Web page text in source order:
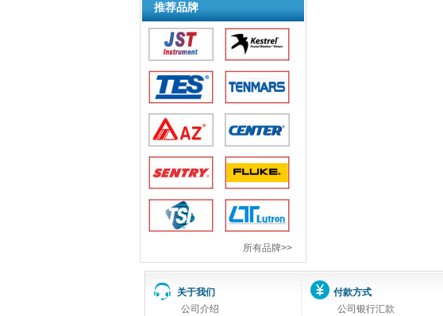
推荐品牌
所有品牌>>
关于我们
公司介绍
付款方式
公司银行汇款